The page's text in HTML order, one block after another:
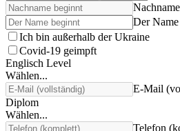
Der
Ich bin außerhalb der Ukraine
Covid-19 geimpft
Englisch Level
Wählen...
E-Mail
Diplom
Wählen...
Telefon